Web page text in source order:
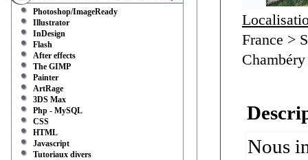
Photoshop/ImageReady
Illustrator
InDesign
Flash
After effects
The GIMP
Painter
ArtRage
3DS Max
Php - MySQL
CSS
HTML
Javascript
Tutoriaux divers
France >
Chambéry
Nous